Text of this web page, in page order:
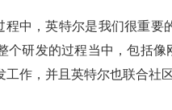
程中，英特尔是我们很重
个研发的过程当中，包括
作，并且英特尔也联合社